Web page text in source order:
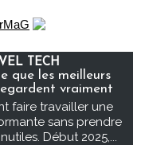
TECH
que les meilleurs
vraiment
faire travailler une
sans prendre
Début 2025,...